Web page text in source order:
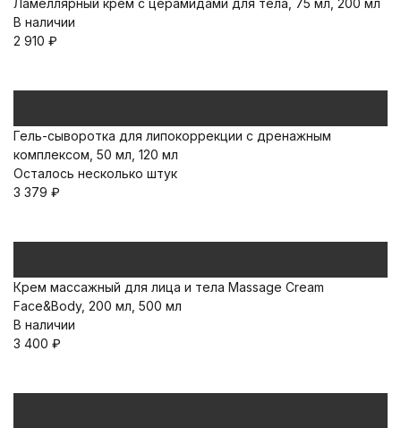
Ламеллярный крем с церамидами для тела, 75 мл, 200 мл
В наличии
2 910 ₽
Гель-сыворотка для липокоррекции с дренажным
комплексом, 50 мл, 120 мл
Осталось несколько штук
3 379 ₽
Крем массажный для лица и тела Massage Cream
Face&Body, 200 мл, 500 мл
В наличии
3 400 ₽